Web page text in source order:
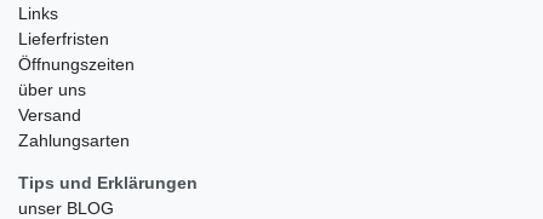
Links
Lieferfristen
Öffnungszeiten
über uns
Versand
Zahlungsarten
Tips und Erklärungen
unser BLOG